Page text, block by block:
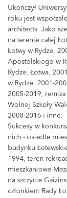
Ukończył
roku jest
architects. Jako
na terenie całej
Łotwy w Rydze,
Apostolskiego w
Rydze, Łotwa,
w Rydze, 2001-
2005-2019,
Wolnej Szkoły
2008-2016 i inne.
Sukcesy w
nich - osiedle
budynku
1994, teren
mieszkaniowe
na szczycie
członkiem Rady